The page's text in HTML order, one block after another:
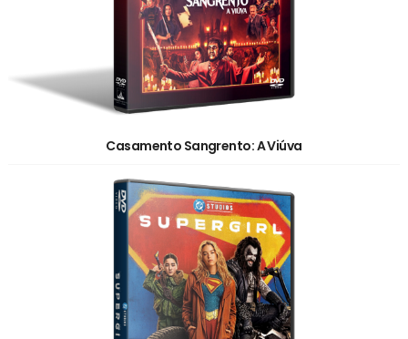
Casamento Sangrento: A Viúva